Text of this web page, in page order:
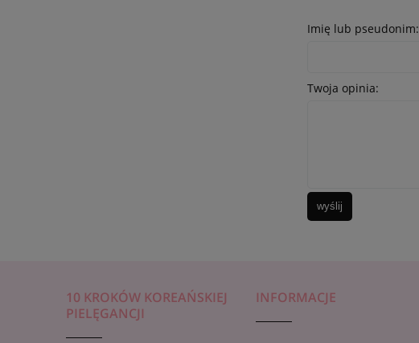
Imię lub pseudonim:
Twoja opinia:
wyślij
10 KROKÓW KOREAŃSKIEJ
PIELĘGANCJI
INFORMACJE